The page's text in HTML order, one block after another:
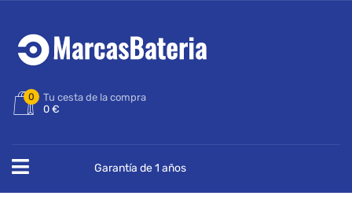
0
Tu cesta de la compra
0 €
Garantía de 1 años